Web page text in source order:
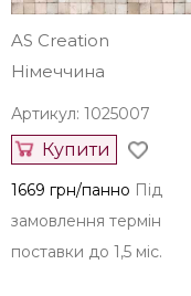
AS Creation
Німеччина
Артикул: 1025007
Купити
1669 грн/панно Під
замовлення термін
поставки до 1,5 міс.